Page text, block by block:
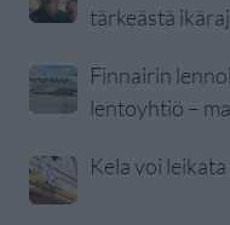
tärkeästä
Finnairin
lentoyhtiö –
Kela voi